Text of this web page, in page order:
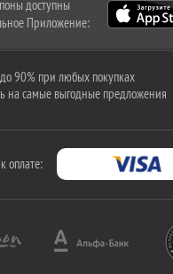
доступны
Приложение:
90% при любых покупках
на самые выгодные предложения
оплате: